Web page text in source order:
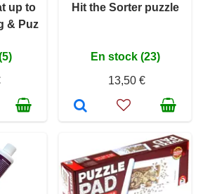
up to
& Puz
Hit the Sorter puzzle
En stock (23)
13,50 €